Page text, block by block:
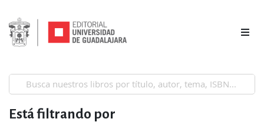
Está filtrando por